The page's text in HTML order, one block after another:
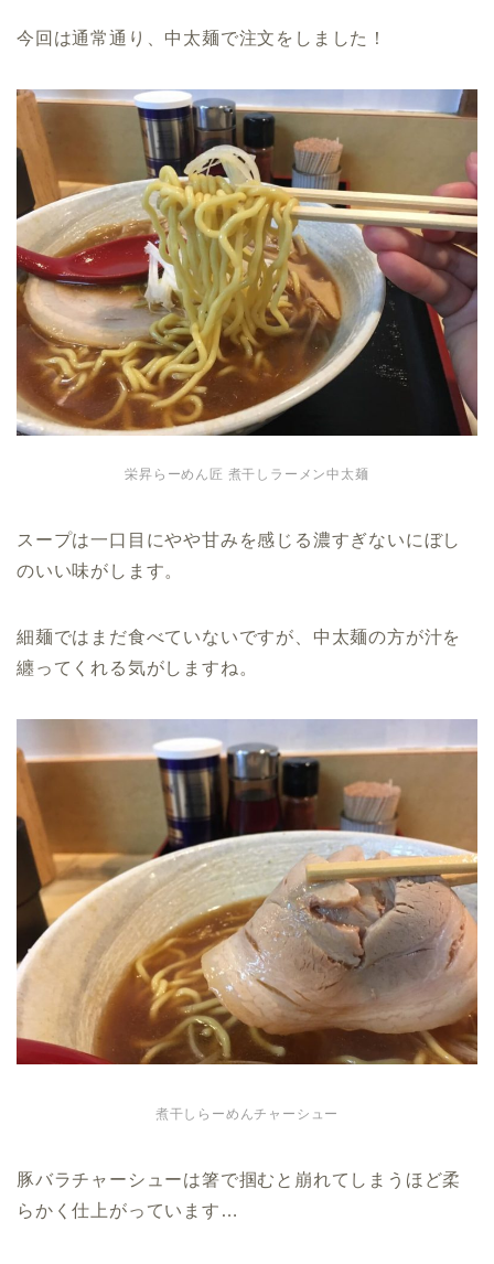
今回は通常通り、中太麺で注文をしました！
栄昇らーめん匠 煮干しラーメン中太麺
スープは一口目にやや甘みを感じる濃すぎないにぼし
のいい味がします。
細麺ではまだ食べていないですが、中太麺の方が汁を
纏ってくれる気がしますね。
煮干しらーめんチャーシュー
豚バラチャーシューは箸で掴むと崩れてしまうほど柔
らかく仕上がっています…